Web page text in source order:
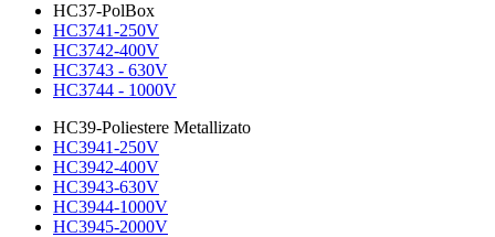
HC37-PolBox
HC3741-250V
HC3742-400V
HC3743 - 630V
HC3744 - 1000V
HC39-Poliestere Metallizato
HC3941-250V
HC3942-400V
HC3943-630V
HC3944-1000V
HC3945-2000V